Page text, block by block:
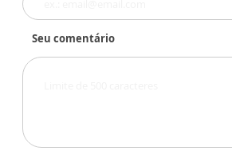
Seu comentário